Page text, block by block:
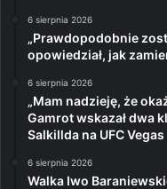
6 sierpnia 2026
„Prawdopodobnie
opowiedział, jak
6 sierpnia 2026
„Mam nadzieję, że
Gamrot wskazał dwa
Salkillda na UFC Vegas
6 sierpnia 2026
Walka Iwo